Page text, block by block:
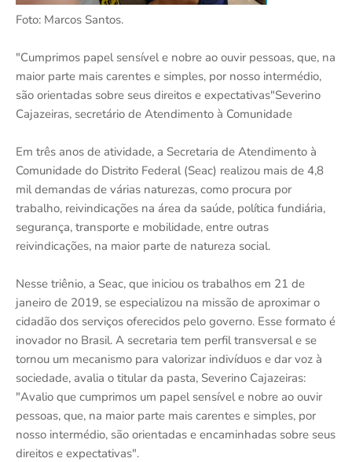
Foto: Marcos Santos.
"Cumprimos papel sensível e nobre ao ouvir pessoas, que, na
maior parte mais carentes e simples, por nosso intermédio,
são orientadas sobre seus direitos e expectativas"Severino
Cajazeiras, secretário de Atendimento à Comunidade
Em três anos de atividade, a Secretaria de Atendimento à
Comunidade do Distrito Federal (Seac) realizou mais de 4,8
mil demandas de várias naturezas, como procura por
trabalho, reivindicações na área da saúde, política fundiária,
segurança, transporte e mobilidade, entre outras
reivindicações, na maior parte de natureza social.
Nesse triênio, a Seac, que iniciou os trabalhos em 21 de
janeiro de 2019, se especializou na missão de aproximar o
cidadão dos serviços oferecidos pelo governo. Esse formato é
inovador no Brasil. A secretaria tem perfil transversal e se
tornou um mecanismo para valorizar indivíduos e dar voz à
sociedade, avalia o titular da pasta, Severino Cajazeiras:
"Avalio que cumprimos um papel sensível e nobre ao ouvir
pessoas, que, na maior parte mais carentes e simples, por
nosso intermédio, são orientadas e encaminhadas sobre seus
direitos e expectativas".